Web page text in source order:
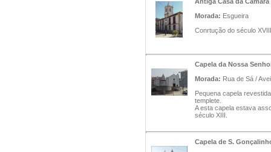
Morada: Esgueira
Conrtução do século
Capela da Nossa
Morada: Rua de Sá /
Pequena capela
templete.
A esta capela estava
século XIII.
Capela de S.